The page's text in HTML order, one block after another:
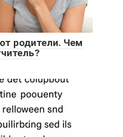
родители. Чем